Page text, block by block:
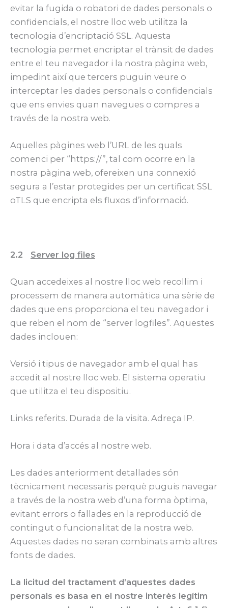
evitar la fugida o robatori de dades personals o
confidencials, el nostre lloc web utilitza la
tecnologia d’encriptació SSL. Aquesta
tecnologia permet encriptar el trànsit de dades
entre el teu navegador i la nostra pàgina web,
impedint així que tercers puguin veure o
interceptar les dades personals o confidencials
que ens envies quan navegues o compres a
través de la nostra web.
Aquelles pàgines web l’URL de les quals
comenci per “https://”, tal com ocorre en la
nostra pàgina web, ofereixen una connexió
segura a l’estar protegides per un certificat SSL
oTLS que encripta els fluxos d’informació.
2.2 Server log files
Quan accedeixes al nostre lloc web recollim i
processem de manera automàtica una sèrie de
dades que ens proporciona el teu navegador i
que reben el nom de “server logfiles”. Aquestes
dades inclouen:
Versió i tipus de navegador amb el qual has
accedit al nostre lloc web. El sistema operatiu
que utilitza el teu dispositiu.
Links referits. Durada de la visita. Adreça IP.
Hora i data d’accés al nostre web.
Les dades anteriorment detallades són
tècnicament necessaris perquè puguis navegar
a través de la nostra web d’una forma òptima,
evitant errors o fallades en la reproducció de
contingut o funcionalitat de la nostra web.
Aquestes dades no seran combinats amb altres
fonts de dades.
La licitud del tractament d’aquestes dades
personals es basa en el nostre interès legítim